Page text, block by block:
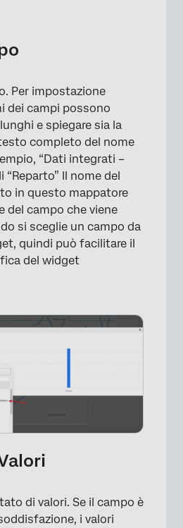
Per impostazione
dei campi possono
e spiegare sia la
completo del nome
“Dati integrati –
“Reparto” Il nome del
in questo mappatore
del campo che viene
si sceglie un campo da
quindi può facilitare il
del widget
di valori. Se il campo è
i valori